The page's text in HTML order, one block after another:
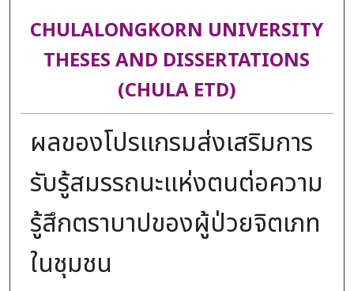
CHULALONGKORN UNIVERSITY
THESES AND DISSERTATIONS
(CHULA ETD)
ผลของโปรแกรมส่งเสริมการ
รับรู้สมรรถนะแห่งตนต่อความ
รู้สึกตราบาปของผู้ป่วยจิตเภท
ในชุมชน